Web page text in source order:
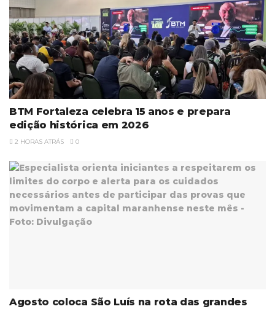
BTM Fortaleza celebra 15 anos e prepara
edição histórica em 2026
2 HORAS ATRÁS 0
Agosto coloca São Luís na rota das grandes